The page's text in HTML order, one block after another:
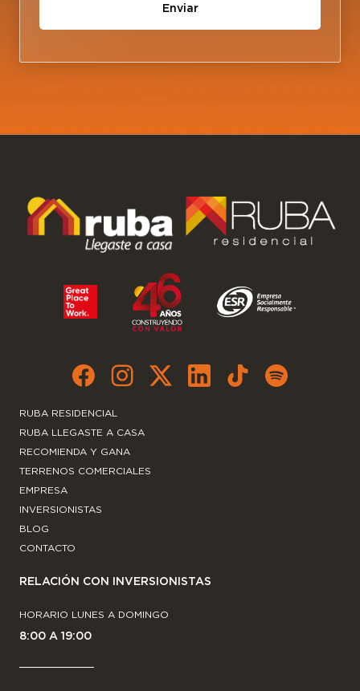
Enviar
RUBA RESIDENCIAL
RUBA LLEGASTE A CASA
RECOMIENDA Y GANA
TERRENOS COMERCIALES
EMPRESA
INVERSIONISTAS
BLOG
CONTACTO
RELACIÓN CON INVERSIONISTAS
HORARIO LUNES A DOMINGO
8:00 A 19:00